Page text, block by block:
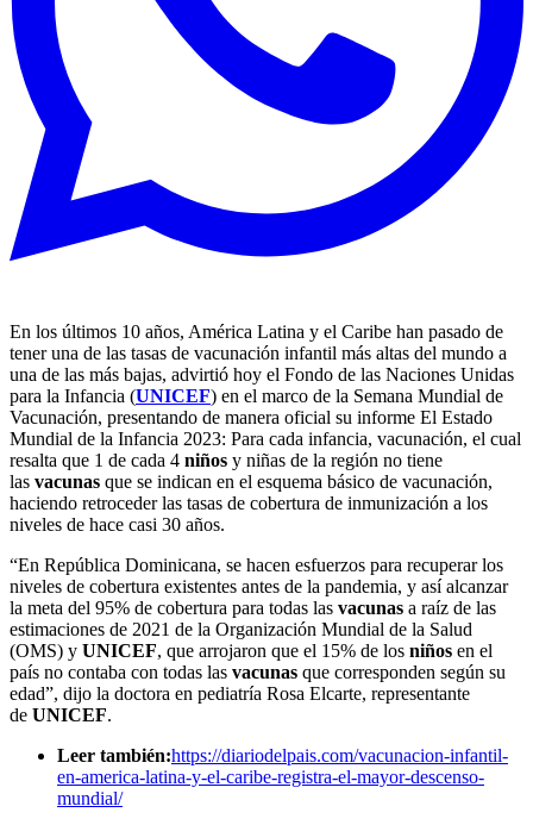
En los últimos 10 años, América Latina y el Caribe han pasado de
tener una de las tasas de vacunación infantil más altas del mundo a
una de las más bajas, advirtió hoy el Fondo de las Naciones Unidas
para la Infancia (UNICEF) en el marco de la Semana Mundial de
Vacunación, presentando de manera oficial su informe El Estado
Mundial de la Infancia 2023: Para cada infancia, vacunación, el cual
resalta que 1 de cada 4 niños y niñas de la región no tiene
las vacunas que se indican en el esquema básico de vacunación,
haciendo retroceder las tasas de cobertura de inmunización a los
niveles de hace casi 30 años.
“En República Dominicana, se hacen esfuerzos para recuperar los
niveles de cobertura existentes antes de la pandemia, y así alcanzar
la meta del 95% de cobertura para todas las vacunas a raíz de las
estimaciones de 2021 de la Organización Mundial de la Salud
(OMS) y UNICEF, que arrojaron que el 15% de los niños en el
país no contaba con todas las vacunas que corresponden según su
edad”, dijo la doctora en pediatría Rosa Elcarte, representante
de UNICEF.
Leer también:https://diariodelpais.com/vacunacion-infantil-
en-america-latina-y-el-caribe-registra-el-mayor-descenso-
mundial/